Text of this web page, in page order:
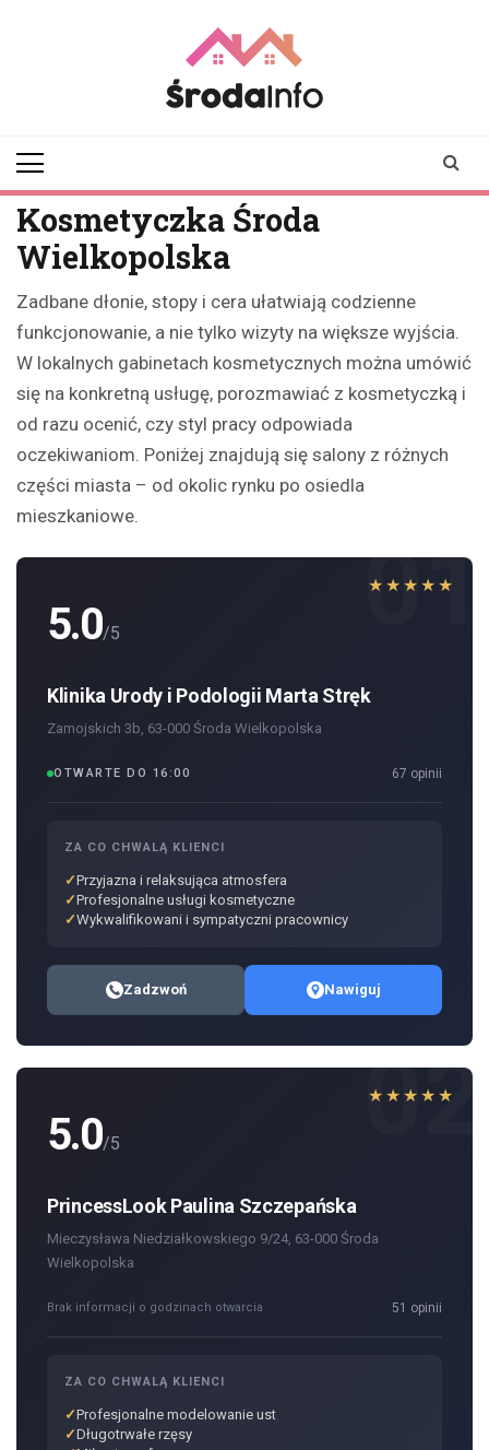
Kosmetyczka Środa
Wielkopolska
Zadbane dłonie, stopy i cera ułatwiają codzienne
funkcjonowanie, a nie tylko wizyty na większe wyjścia.
W lokalnych gabinetach kosmetycznych można umówić
się na konkretną usługę, porozmawiać z kosmetyczką i
od razu ocenić, czy styl pracy odpowiada
oczekiwaniom. Poniżej znajdują się salony z różnych
części miasta – od okolic rynku po osiedla
mieszkaniowe.
01
★★★★★
5.0/5
Klinika Urody i Podologii Marta Stręk
Zamojskich 3b, 63-000 Środa Wielkopolska
OTWARTE DO 16:00 67 opinii
ZA CO CHWALĄ KLIENCI
Przyjazna i relaksująca atmosfera
Profesjonalne usługi kosmetyczne
Wykwalifikowani i sympatyczni pracownicy
Zadzwoń Nawiguj
02
★★★★★
5.0/5
PrincessLook Paulina Szczepańska
Mieczysława Niedziałkowskiego 9/24, 63-000 Środa
Wielkopolska
Brak informacji o godzinach otwarcia 51 opinii
ZA CO CHWALĄ KLIENCI
Profesjonalne modelowanie ust
Długotrwałe rzęsy